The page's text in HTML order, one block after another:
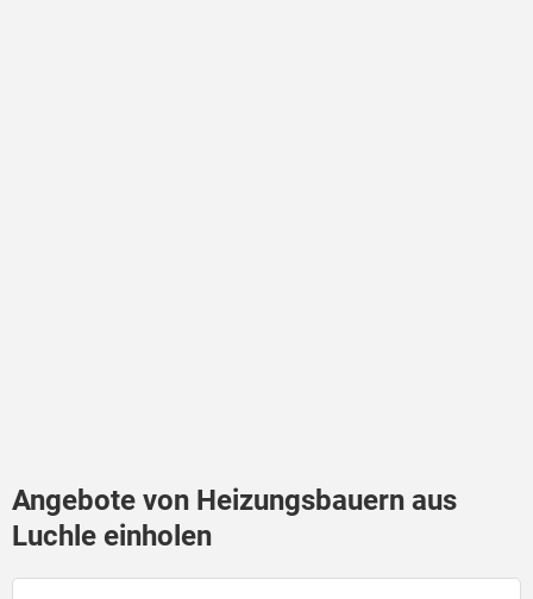
Angebote von Heizungsbauern aus
Luchle einholen